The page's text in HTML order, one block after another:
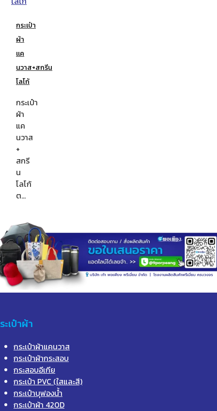
กระเป๋า
ผ้า
แค
นวาส+สกรีน
โลโก้
กระเป๋า
ผ้า
แค
นวาส
+
สกรี
น
โลโก้
ต…
ะเป๋าผ้า
กระเป๋าผ้าแคนวาส
กระเป๋าผ้ากระสอบ
กระสอบอีเกีย
กระเป๋า PVC (ใสและสี)
กระเป๋าบุฟองน้ำ
กระเป๋าผ้า 420D